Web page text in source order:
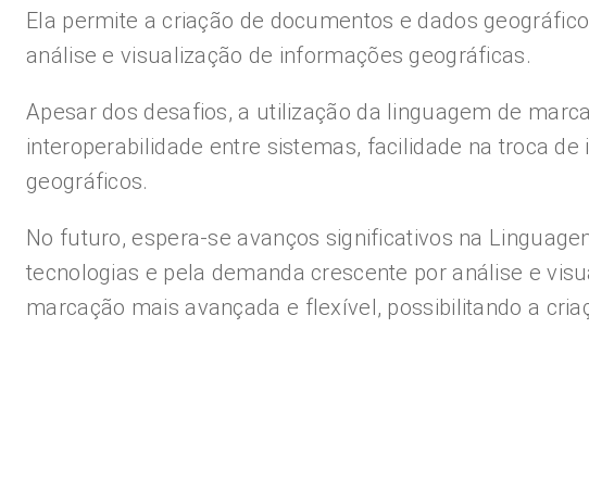
Ela permite a criação de documentos e dados
análise e visualização de informações geográficas.
Apesar dos desafios, a utilização da linguagem de
interoperabilidade entre sistemas, facilidade na troca
geográficos.
No futuro, espera-se avanços significativos na
tecnologias e pela demanda crescente por análise e
marcação mais avançada e flexível, possibilitando a